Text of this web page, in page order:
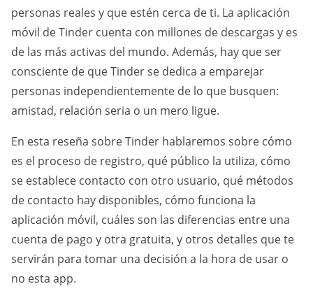
personas reales y que estén cerca de ti. La aplicación
móvil de Tinder cuenta con millones de descargas y es
de las más activas del mundo. Además, hay que ser
consciente de que Tinder se dedica a emparejar
personas independientemente de lo que busquen:
amistad, relación seria o un mero ligue.
En esta reseña sobre Tinder hablaremos sobre cómo
es el proceso de registro, qué público la utiliza, cómo
se establece contacto con otro usuario, qué métodos
de contacto hay disponibles, cómo funciona la
aplicación móvil, cuáles son las diferencias entre una
cuenta de pago y otra gratuita, y otros detalles que te
servirán para tomar una decisión a la hora de usar o
no esta app.